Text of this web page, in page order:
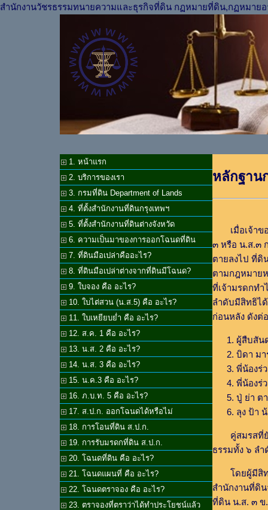
สำนักงานวัชรธรรมทนายความและธุรกิจที่ดิน กฏหมายที่ดิน,กฏหมาย
1. หน้าแรก
2. บริการของเรา
3. กรมที่ดิน Department of Lands
4. ที่ตั้งสำนักงานที่ดินกรุงเทพฯ
5. ที่ตั้งสำนักงานที่ดินต่างจังหวัด
6. ความเป็นมาของการออกโฉนดที่ดิน
7. ที่ดินมือเปล่าคืออะไร?
8. ที่ดินมือเปล่าต่างจากที่ดินมีโฉนด?
9. ใบจอง คือ อะไร?
10. ใบไต่สวน (น.ส.5) คือ อะไร?
11. ใบเหยียบย่ำ คือ อะไร?
12. ส.ค. 1 คือ อะไร?
13. น.ส. 2 คือ อะไร?
14. น.ส. 3 คือ อะไร?
15. น.ค.3 คือ อะไร?
16. ภ.บ.ท. 5 คือ อะไร?
17. ส.ป.ก. ออกโฉนดได้หรือไม่
18. การโอนที่ดิน ส.ป.ก.
19. การรับมรดกที่ดิน ส.ป.ก.
20. โฉนดที่ดิน คือ อะไร?
21. โฉนดแผนที่ คือ อะไร?
22. โฉนดตราจอง คือ อะไร?
23. ตราจองที่ตราว่าได้ทำประโยชน์แล้ว
หลักฐาน
เมื่อเจ้า
๓ หรือ น.ส.๓
ตายลงไป ที่ดิ
ตามกฎหมาย
ที่เจ้ามรดกท
ลำดับมีสิทธิไ
ก่อนหลัง ดังต่
ผู้สืบสัน
บิดา มา
พี่น้องร่
พี่น้องร่
ปู่ ย่า ต
ลุง ป้า
คู่สมรสที่
ธรรมทั้ง ๖ ลำ
โดยผู้มีสิ
สำนักงานที่ดิ
ที่ดิน น.ส. ๓ ข